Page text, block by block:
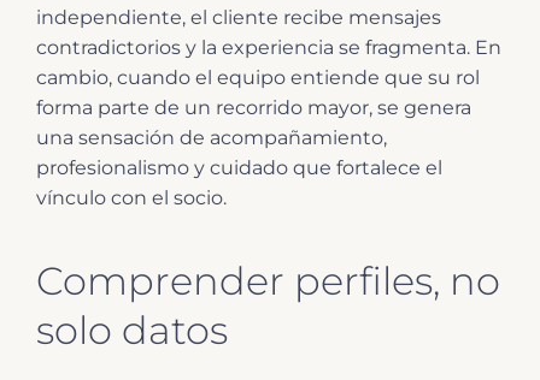
independiente, el cliente recibe mensajes
contradictorios y la experiencia se fragmenta. En
cambio, cuando el equipo entiende que su rol
forma parte de un recorrido mayor, se genera
una sensación de acompañamiento,
profesionalismo y cuidado que fortalece el
vínculo con el socio.
Comprender perfiles, no
solo datos